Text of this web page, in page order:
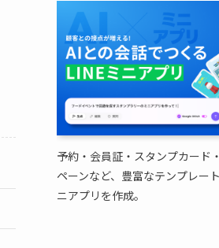
予約・会員証・スタンプカード
ペーンなど、豊富なテンプレー
ニアプリを作成。